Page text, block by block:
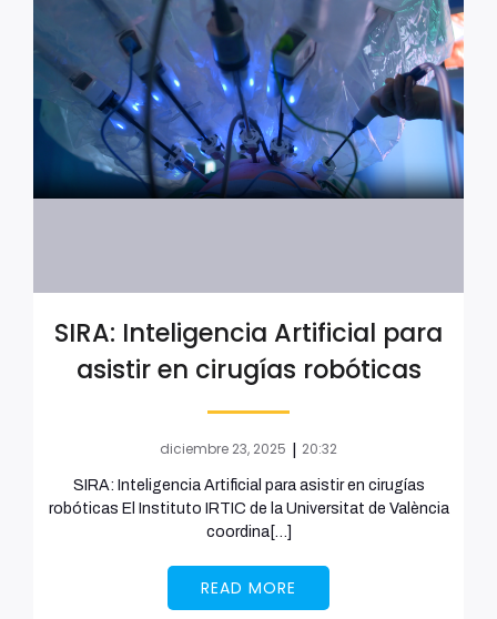
SIRA: Inteligencia Artificial para
asistir en cirugías robóticas
diciembre 23, 2025 | 20:32
SIRA: Inteligencia Artificial para asistir en cirugías
robóticas El Instituto IRTIC de la Universitat de València
coordina[…]
READ MORE